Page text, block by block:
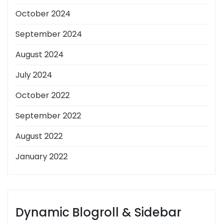
October 2024
September 2024
August 2024
July 2024
October 2022
September 2022
August 2022
January 2022
Dynamic Blogroll & Sidebar